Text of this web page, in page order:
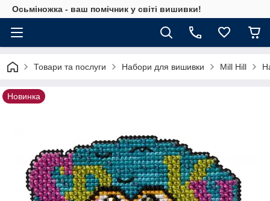
Осьміножка - ваш помічник у світі вишивки!
Товари та послуги Набори для вишивки Mill Hill
Новинка